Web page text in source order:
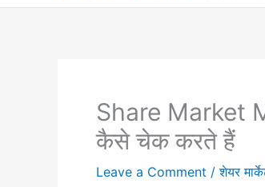
Share Market
कैसे चेक करते हैं
Leave a Comment /शेयर